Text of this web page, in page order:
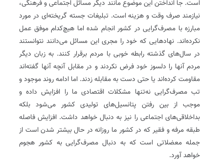
است. جا‌ انداختن این موضوع مانند دیگر مسائل اجتماعی و فرهنگی،
نیازمند صرف وقت و هزینه است. تبلیغات جسته گریخته‌ای در مورد
مبارزه با مصرف‌گرایی در کشور انجام شده اما هیچ‌کدام موفق عمل
نکرده‌اند. نهادهایی که خود را مجری این مسائل می‌دانند نتوانستند
در سال‌های گذشته رابطه خوبی با مردم برقرار کنند. به زبان دیگر
مردم آنها را دلسوز خود فرض نکردند و در مقابل آنچه آنها گفته‌اند
مقاومت کرده‌‌اند یا حتی دست به مقابله زدند. اما ادامه روند موجود و
تب مصرف‌گرایی نه‌تنها مشکلات اقتصادی ما را افزایش داده و
موجب از بین رفتن پتانسیل‌های تولیدی کشور می‌شود بلکه
بداخلاقی‌های اجتماعی را نیز به دنبال خواهد داشت. افزایش فاصله
طبقه مرفه و فقیر که در کشور ما روزانه در حال بیشتر شدن است از
جمله معضلاتی است که به دنبال مصرف‌گرایی به کشور هجوم
خواهد آورد.